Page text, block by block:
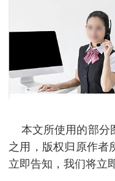
本文所使用的部分
之用，版权归原作者
立即告知，我们将立